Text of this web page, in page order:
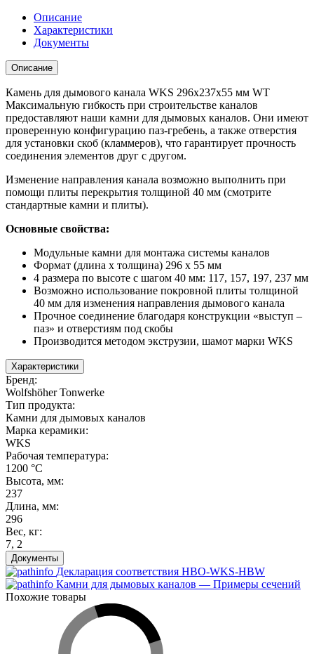
Описание
Характеристики
Документы
Описание
Камень для дымового канала WKS 296x237x55 мм WT
Максимальную гибкость при строительстве каналов
предоставляют наши камни для дымовых каналов. Они имеют
проверенную конфигурацию паз-гребень, а также отверстия
для установки скоб (кламмеров), что гарантирует прочность
соединения элементов друг с другом.
Изменение направления канала возможно выполнить при
помощи плиты перекрытия толщиной 40 мм (смотрите
стандартные камни и плиты).
Основные свойства:
Модульные камни для монтажа системы каналов
Формат (длина x толщина) 296 x 55 мм
4 размера по высоте с шагом 40 мм: 117, 157, 197, 237 мм
Возможно использование покровной плиты толщиной
40 мм для изменения направления дымового канала
Прочное соединение благодаря конструкции «выступ –
паз» и отверстиям под скобы
Производится методом экструзии, шамот марки WKS
Характеристики
Бренд:
Wolfshöher Tonwerke
Тип продукта:
Камни для дымовых каналов
Марка керамики:
WKS
Рабочая температура:
1200 °С
Высота, мм:
237
Длина, мм:
296
Вес, кг:
7, 2
Документы
Декларация соответствия HBO-WKS-HBW
Камни для дымовых каналов — Примеры сечений
Похожие товары